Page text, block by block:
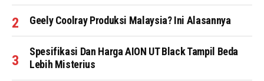
Geely Coolray Produksi Malaysia? Ini Alasannya
Spesifikasi Dan Harga AION UT Black Tampil Beda
Lebih Misterius